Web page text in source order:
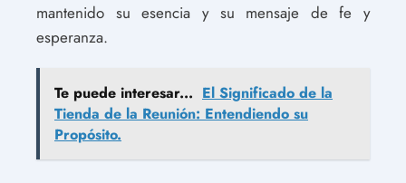
mantenido su esencia y su mensaje de fe y
esperanza.
Te puede interesar... El Significado de la
Tienda de la Reunión: Entendiendo su
Propósito.